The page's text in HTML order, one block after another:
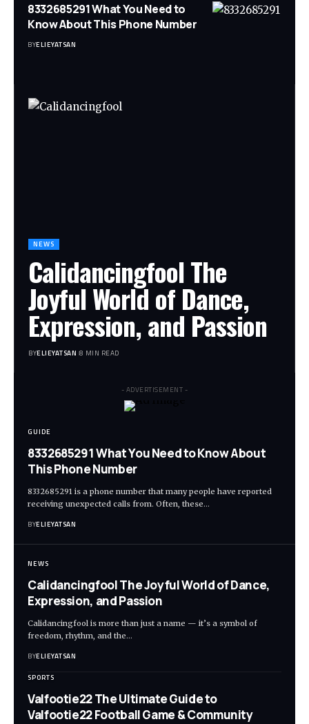
8332685291 What You Need to
Know About This Phone Number
BYELIEYATSAN
NEWS
Calidancingfool The
Joyful World of Dance,
Expression, and Passion
BYELIEYATSAN 8 MIN READ
- ADVERTISEMENT -
GUIDE
8332685291 What You Need to Know About
This Phone Number
8332685291 is a phone number that many people have reported
receiving unexpected calls from. Often, these…
BYELIEYATSAN
NEWS
Calidancingfool The Joyful World of Dance,
Expression, and Passion
Calidancingfool is more than just a name — it’s a symbol of
freedom, rhythm, and the…
BYELIEYATSAN
SPORTS
Valfootie22 The Ultimate Guide to
Valfootie22 Football Game & Community